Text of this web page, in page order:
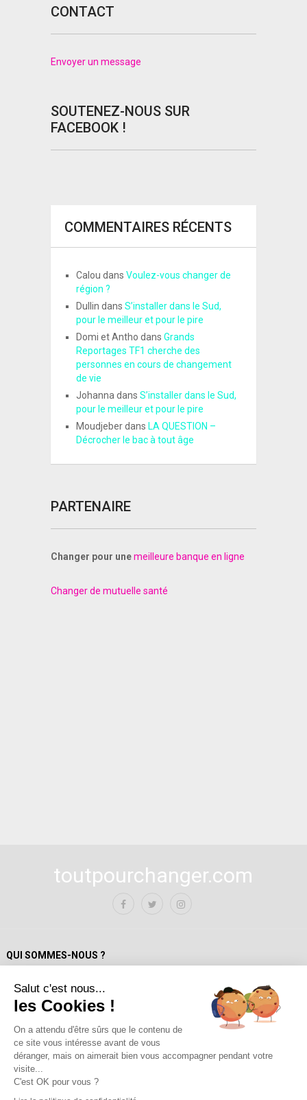
CONTACT
Envoyer un message
SOUTENEZ-NOUS SUR
FACEBOOK !
COMMENTAIRES RÉCENTS
Calou dans Voulez-vous changer de
région ?
Dullin dans S’installer dans le Sud,
pour le meilleur et pour le pire
Domi et Antho dans Grands
Reportages TF1 cherche des
personnes en cours de changement
de vie
Johanna dans S’installer dans le Sud,
pour le meilleur et pour le pire
Moudjeberdans LA QUESTION –
Décrocher le bac à tout âge
PARTENAIRE
Changer pour unemeilleure banque en ligne
Changer de mutuelle santé
toutpourchanger.com
QUI SOMMES-NOUS ?
Mentions Légales
Politique de confidentialité
A propos de toutpourchanger.com
Fondateur et auteur / Yves Deloison
Les auteur.trices
Contact
Salut c'est nous...
les Cookies !
On a attendu d'être sûrs que le contenu de
ce site vous intéresse avant de vous
déranger, mais on aimerait bien vous accompagner pendant votre
visite...
C'est OK pour vous ?